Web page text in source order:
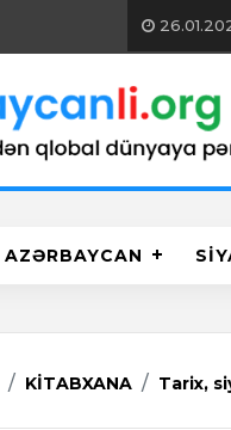
Vətəndaş cəmiyyəti
AZƏRBAYCAN
KİTABXANA Tarix,